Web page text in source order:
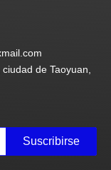
de Taoyuan,
Suscribirse